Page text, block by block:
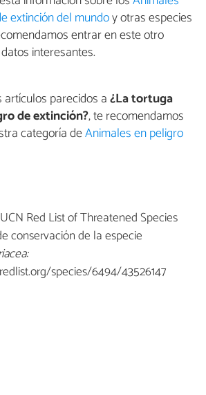
extinción del mundoy otras especies
entrar en este otro
interesantes.
parecidos a¿La tortuga
de extinción?, te recomendamos
categoría deAnimales en peligro
Red List of Threatened Species
conservación de la especie
species/6494/43526147